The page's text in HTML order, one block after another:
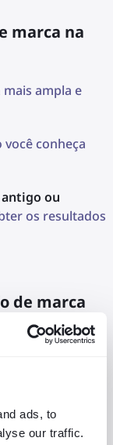
ads, to
our traffic.
marca na
ampla e
você conheça
ou
os resultados
de marca
com
de direitos